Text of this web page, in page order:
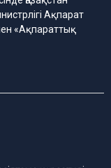
Ақпарат
«Ақпараттық